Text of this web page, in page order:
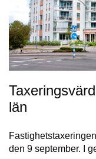
län
den 9 september. I